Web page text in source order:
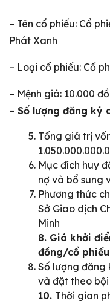
– Tên cổ phiếu: Cổ
Phát Xanh
– Loại cổ phiếu: Cổ
– Mệnh giá: 10.000
– Số lượng đăng ký
Tổng giá trị
Mục đích huy
nợ và bổ sung
Phương thức
Sở Giao dịch
Minh
8. Giá khởi
đồng/cổ phiếu
Số lượng đăng
và đặt theo bội
10. Thời gian